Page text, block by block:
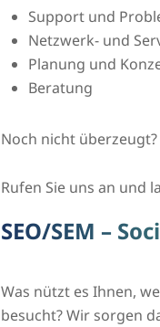
Support und
Netzwerk- und
Planung und
Beratung
Noch nicht überzeugt?
Rufen Sie uns an und
SEO/SEM –
Was nützt es Ihnen,
besucht? Wir sorgen